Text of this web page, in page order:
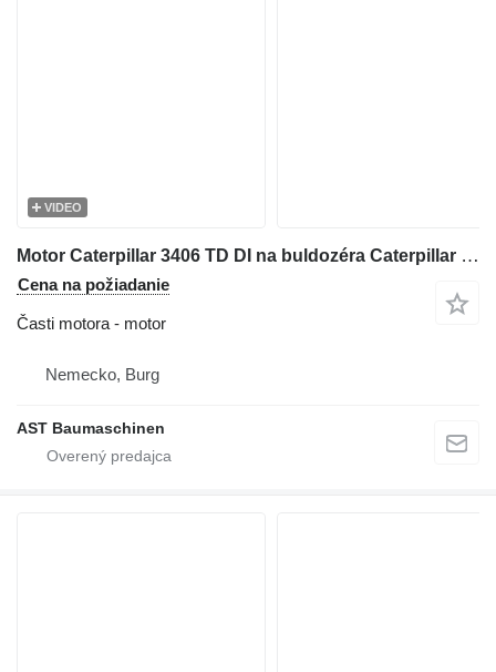
VIDEO
Motor Caterpillar 3406 TD DI na buldozéra Caterpillar D8, D8R
Cena na požiadanie
Časti motora - motor
Nemecko, Burg
AST Baumaschinen